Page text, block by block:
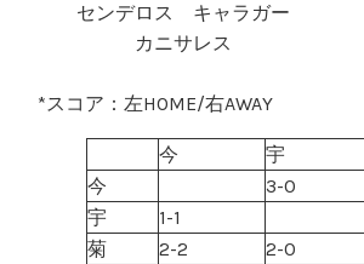
センデロス キャラガー
カニサレス
*スコア：左HOME/右AWAY
今 宇
今
3-0
宇
1-1
菊
2-2 2-0